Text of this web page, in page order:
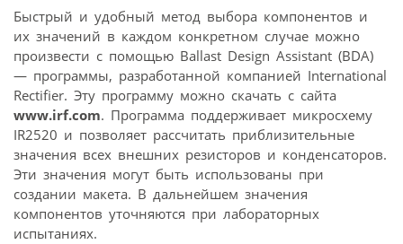
Быстрый и удобный метод выбора компонентов и
их значений в каждом конкретном случае можно
произвести с помощью Ballast Design Assistant (BDA)
— программы, разработанной компанией International
Rectifier. Эту программу можно скачать с сайта
www.irf.com. Программа поддерживает микросхему
IR2520 и позволяет рассчитать приблизительные
значения всех внешних резисторов и конденсаторов.
Эти значения могут быть использованы при
создании макета. В дальнейшем значения
компонентов уточняются при лабораторных
испытаниях.